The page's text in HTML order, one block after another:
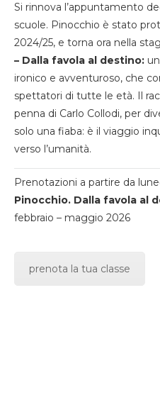
Si rinnova l’appuntamento
scuole. Pinocchio è stato
2024/25, e torna ora nella
– Dalla favola al destino:
ironico e avventuroso, che
spettatori di tutte le età. Il
penna di Carlo Collodi, per
solo una fiaba: è il viaggio
verso l’umanità.
Prenotazioni a partire da
Pinocchio. Dalla favola al
febbraio – maggio 2026
prenota la tua classe